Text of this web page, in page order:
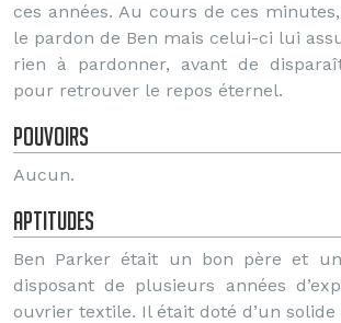
ces années. Au cours de ces
le pardon de Ben mais celui-ci lui
rien à pardonner, avant de
pour retrouver le repos éternel.
Pouvoirs
Aucun.
Aptitudes
Ben Parker était un bon père et
disposant de plusieurs années
ouvrier textile. Il était doté d’un solide